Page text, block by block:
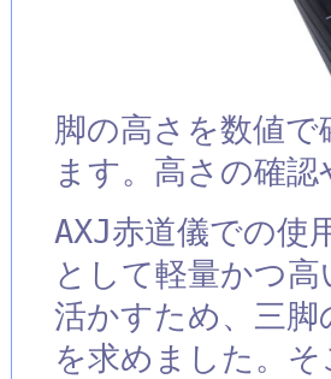
脚の高さを数値
ます。高さの確
AXJ赤道儀での使
として軽量かつ
活かすため、三脚
を求めました。